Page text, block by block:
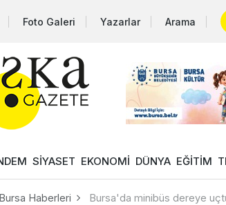
Foto Galeri Yazarlar Arama
SİYASET EKONOMİ DÜNYA EĞİTİM
Bursa Haberleri Bursa'da minibüs dereye